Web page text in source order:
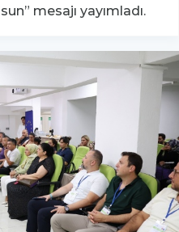
mesajı yayımladı.